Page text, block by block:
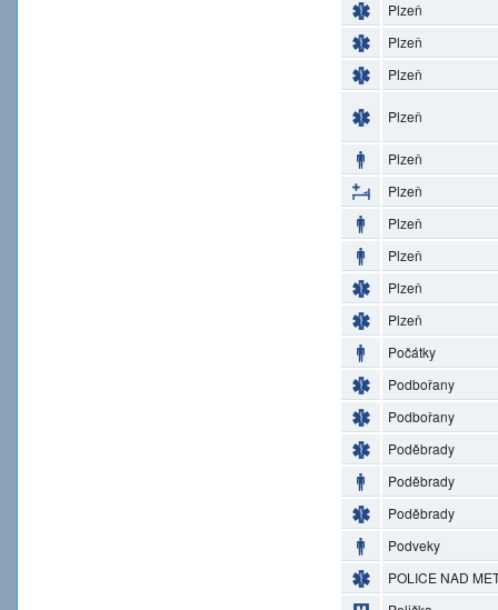
Plzeň
Plzeň
Plzeň
Plzeň
Plzeň
Plzeň
Plzeň
Plzeň
Plzeň
Plzeň
Počátky
Podbořany
Podbořany
Poděbrady
Poděbrady
Poděbrady
Podveky
POLICE NAD